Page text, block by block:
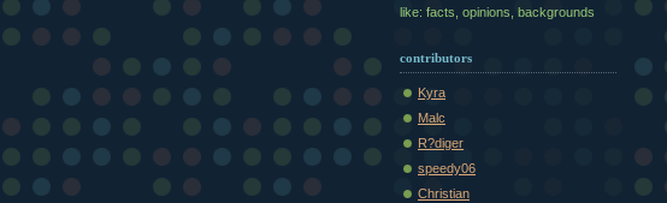
like: facts, opinions, backgrounds
contributors
Kyra
Malc
R?diger
speedy06
Christian